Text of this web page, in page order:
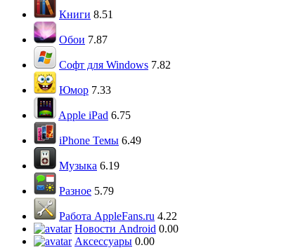
Книги 8.51
Обои 7.87
Софт для Windows 7.82
Юмор 7.33
Apple iPad 6.75
iPhone Темы 6.49
Музыка 6.19
Разное 5.79
Работа AppleFans.ru 4.22
Новости Android 0.00
Аксессуары 0.00